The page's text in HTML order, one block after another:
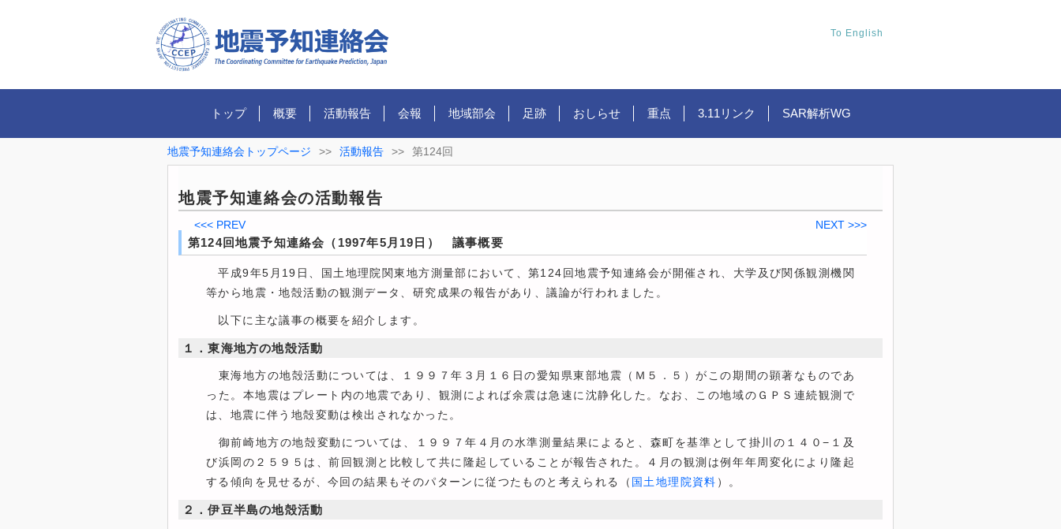
To English
トップ 概要 活動報告 会報 地域部会 足跡 おしらせ 重点 3.11リンク SAR解析WG
地震予知連絡会トップページ >> 活動報告 >> 第124回
地震予知連絡会の活動報告
<<< PREV NEXT >>>
第124回地震予知連絡会（1997年5月19日） 議事概要
平成9年5月19日、国土地理院関東地方測量部において、第124回地震予知連絡会が開催され、大学及び関係観測機関
等から地震・地殻活動の観測データ、研究成果の報告があり、議論が行われました。
以下に主な議事の概要を紹介します。
１．東海地方の地殻活動
東海地方の地殻活動については、１９９７年３月１６日の愛知県東部地震（Ｍ５．５）がこの期間の顕著なものであ
った。本地震はプレート内の地震であり、観測によれば余震は急速に沈静化した。なお、この地域のＧＰＳ連続観測で
は、地震に伴う地殻変動は検出されなかった。
御前崎地方の地殻変動については、１９９７年４月の水準測量結果によると、森町を基準として掛川の１４０−１及
び浜岡の２５９５は、前回観測と比較して共に隆起していることが報告された。４月の観測は例年年周変化により隆起
する傾向を見せるが、今回の結果もそのパターンに従つたものと考えられる（ 国土地理院資料 ）。
２．伊豆半島の地殻活動